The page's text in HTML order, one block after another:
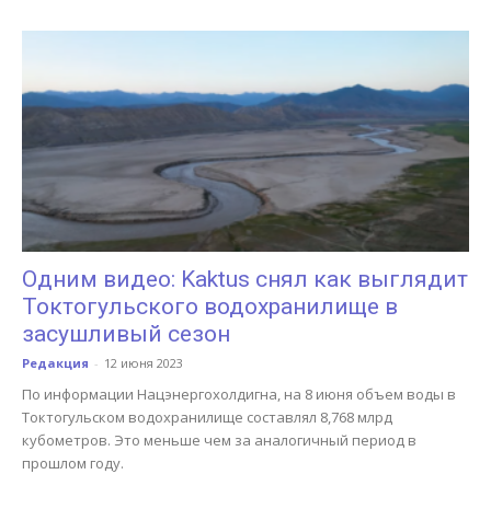
Одним видео: Kaktus снял как выглядит
Токтогульского водохранилище в
засушливый сезон
Редакция - 12 июня 2023
По информации Нацэнергохолдигна, на 8 июня объем воды в
Токтогульском водохранилище составлял 8,768 млрд
кубометров. Это меньше чем за аналогичный период в
прошлом году.